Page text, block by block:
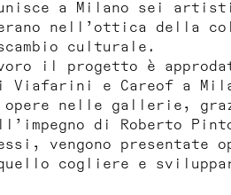
a Milano sei
nell’ottica della
culturale.
il progetto è
Viafarini e Careof a
opere nelle gallerie,
di Roberto
vengono presentate
cogliere e